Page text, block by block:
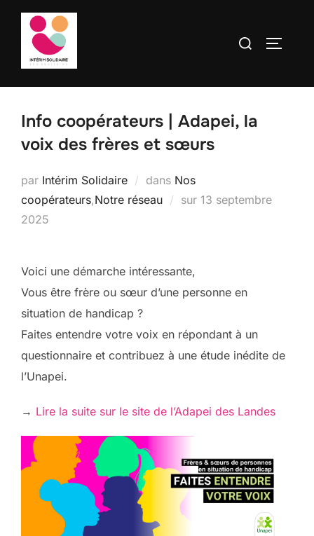
principal
Aller
contenu
Rechercher :
Info coopérateurs | Adapei, la
voix des frères et sœurs
par Intérim Solidaire dans Nos
coopérateurs,Notre réseau sur Publié
13 septembre
2025
Voici une démarche intéressante,
Vous être frère ou sœur d’une personne en
situation de handicap ?
Faites entendre votre voix en répondant à un
questionnaire et contribuez à une étude inédite de
l’Unapei.
→ Lire la suite sur le site de l’Adapei des Landes